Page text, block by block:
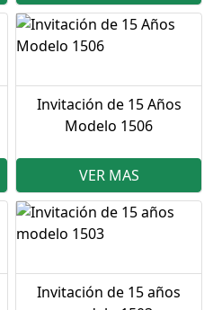
Invitación de 15 Años
Modelo 1506
VER MAS
Invitación de 15 años